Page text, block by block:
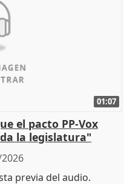
01:07
el pacto PP-Vox
la legislatura"